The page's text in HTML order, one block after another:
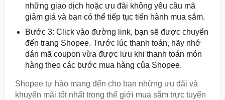
những giao dịch hoặc ưu đãi không yêu cầu mã
giảm giá và bạn có thể tiếp tục tiến hành mua sắm.
Bước 3: Click vào đường link, bạn sẽ được chuyển
đến trang Shopee. Trước lúc thanh toán, hãy nhớ
dán mã coupon vừa được lưu khi thanh toán món
hàng theo các bước mua hàng của Shopee.
Shopee tự hào mang đến cho bạn những ưu đãi và
khuyến mãi tốt nhất trong thế giới mua sắm trực tuyến